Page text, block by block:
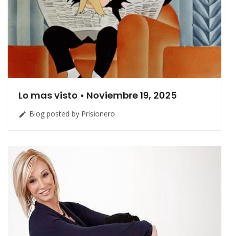
Lo mas visto • Noviembre 19, 2025
 Blog posted by Prisionero